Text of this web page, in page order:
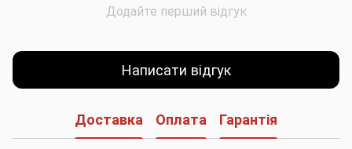
Додайте перший відгук
Написати відгук
Доставка Оплата Гарантія